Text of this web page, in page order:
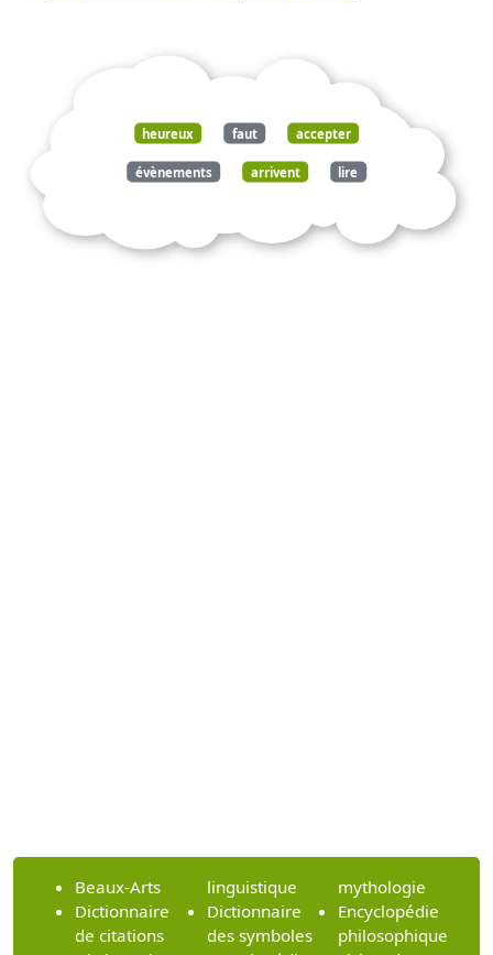
heureux faut accepter
évènements arrivent lire
Beaux-Arts
Dictionnaire
de citations
linguistique
Dictionnaire
des symboles
mythologie
Encyclopédie
philosophique